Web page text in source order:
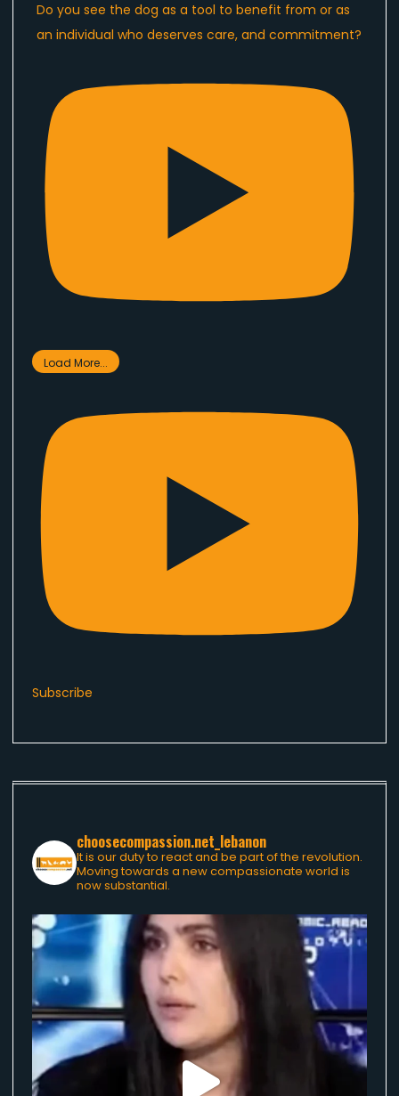
Do you see the dog as a tool to benefit from or as
an individual who deserves care, and commitment?
Load More...
Subscribe
choosecompassion.net_lebanon
It is our duty to react and be part of the revolution.
Moving towards a new compassionate world is
now substantial.